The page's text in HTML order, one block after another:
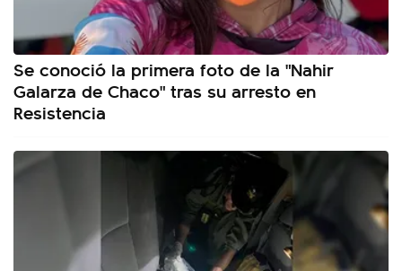
Se conoció la primera foto de la "Nahir
Galarza de Chaco" tras su arresto en
Resistencia